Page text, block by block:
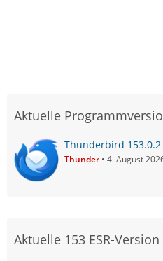
Aktuelle
Thunderbird
Thunder 4. August
Aktuelle 153 ESR-Version